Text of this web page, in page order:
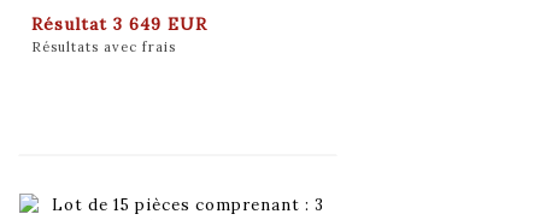
Résultat 3 649 EUR
Résultats avec frais